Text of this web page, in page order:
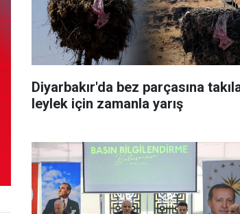
Diyarbakır'da bez parçasına
leylek için zamanla yarış